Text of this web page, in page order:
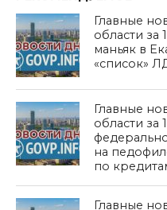
Главные
области за
маньяк в
«список»
Главные
области за
на
по
Главные